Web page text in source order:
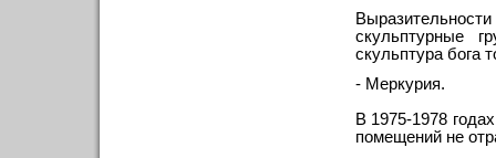
скульптурные
скульптура бога
- Меркурия.
В 1975-1978
помещений не